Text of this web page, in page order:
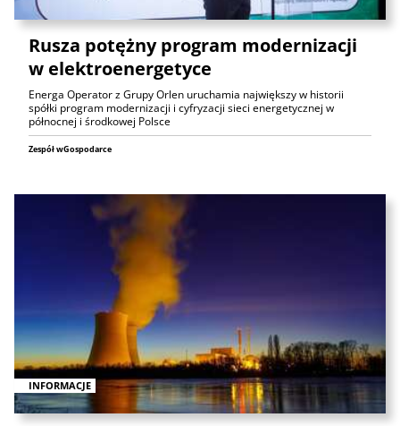
Rusza potężny program modernizacji
w elektroenergetyce
Energa Operator z Grupy Orlen uruchamia największy w historii
spółki program modernizacji i cyfryzacji sieci energetycznej w
północnej i środkowej Polsce
Zespół wGospodarce
INFORMACJE